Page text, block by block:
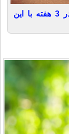
کاهش چشمگیر جای زخم و بخیه فقط در 3 هفته با این